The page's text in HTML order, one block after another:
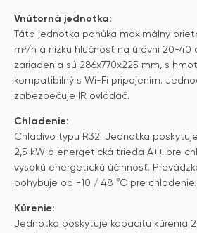
Vnútorná jednotka:
Táto jednotka ponúka maximálny
m³/h a nízku hlučnosť na úrovni 20-40
zariadenia sú 286x770x225 mm, s
kompatibilný s Wi-Fi pripojením.
zabezpečuje IR ovládač.
Chladenie:
Chladivo typu R32. Jednotka
2,5 kW a energetická trieda A++ pre
vysokú energetickú účinnosť.
pohybuje od -10 / 48 °C pre chladenie.
Kúrenie:
Jednotka poskytuje kapacitu kúrenia